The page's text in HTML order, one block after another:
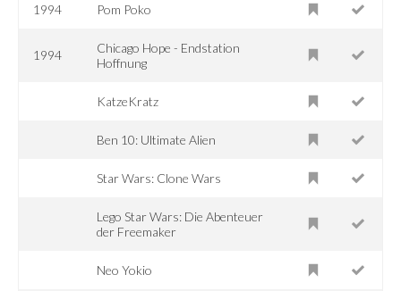
1994 Pom Poko
1994
Chicago Hope - Endstation
Hoffnung
KatzeKratz
Ben 10: Ultimate Alien
Star Wars: Clone Wars
Lego Star Wars: Die Abenteuer
der Freemaker
Neo Yokio